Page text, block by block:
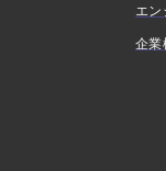
エ
企業